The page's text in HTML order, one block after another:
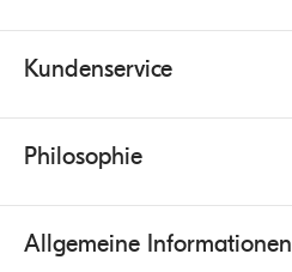
Kundenservice
Philosophie
Allgemeine Informationen